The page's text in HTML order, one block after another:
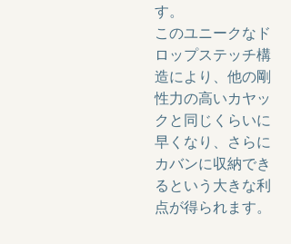
す。
このユニークなド
ロップステッチ構
造により、他の剛
性力の高いカヤッ
クと同じくらいに
早くなり、さらに
カバンに収納でき
るという大きな利
点が得られます。